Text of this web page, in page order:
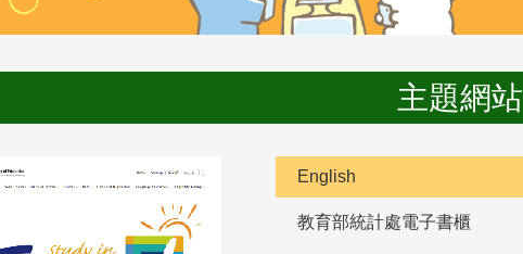
主題網站
English
教育部統計處電子書櫃